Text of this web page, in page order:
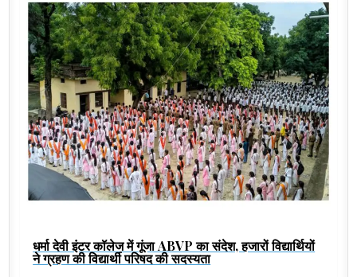
धर्मा देवी इंटर कॉलेज में गूंजा ABVP का संदेश, हजारों विद्यार्थियों
ने ग्रहण की विद्यार्थी परिषद की सदस्यता